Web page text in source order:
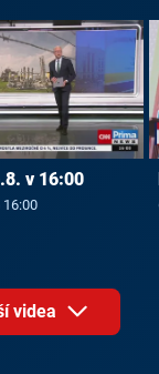
v 16:00
16:00
videa